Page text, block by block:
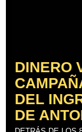
DINERO
DEL
DE